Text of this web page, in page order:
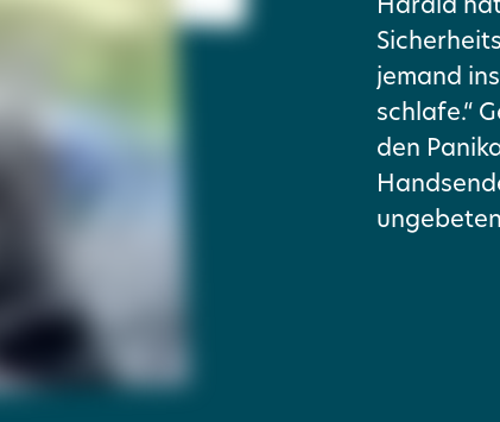
Harald
jemand
schlafe.“
den